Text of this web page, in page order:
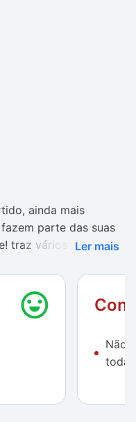
ainda mais
parte das suas
traz vários
telefone suportam
com eles
ótimo para passar
na
ser uma ótima
Ler mais
Não